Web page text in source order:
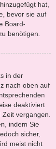
hat,
bevor sie auf
Board-
benötigen.
in der
nach oben auf
deaktiviert
vergangen.
indem Sie
sicher,
meist nicht